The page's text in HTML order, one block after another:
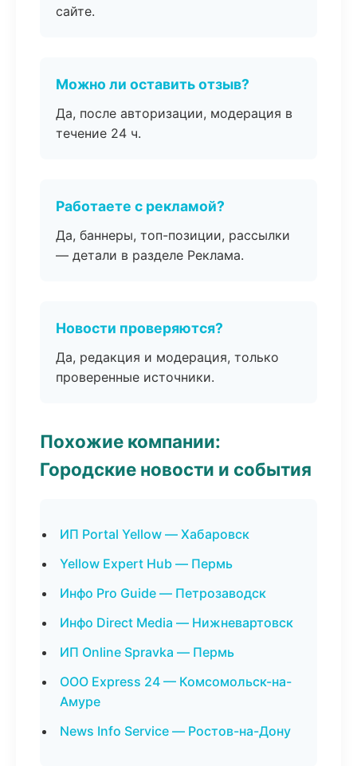
сайте.
Можно ли оставить отзыв?
Да, после авторизации, модерация в
течение 24 ч.
Работаете с рекламой?
Да, баннеры, топ-позиции, рассылки
— детали в разделе Реклама.
Новости проверяются?
Да, редакция и модерация, только
проверенные источники.
Похожие компании:
Городские новости и события
ИП Portal Yellow — Хабаровск
Yellow Expert Hub — Пермь
Инфо Pro Guide — Петрозаводск
Инфо Direct Media — Нижневартовск
ИП Online Spravka — Пермь
ООО Express 24 — Комсомольск-на-
Амуре
News Info Service — Ростов-на-Дону